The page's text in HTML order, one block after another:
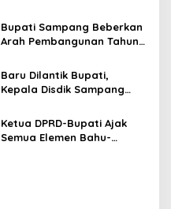
Bupati Sampang Beberkan
Arah Pembangunan Tahun
RKPD
Baru Dilantik Bupati,
Kepala Disdik Sampang
Ketua DPRD-Bupati Ajak
Semua Elemen Bahu-